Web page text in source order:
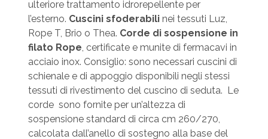
ulteriore trattamento idrorepellente per
l’esterno. Cuscini sfoderabilinei tessuti Luz,
Rope T, Brio o Thea. Corde di sospensione in
filato Rope, certificate e munite di fermacavi in
acciaio inox. Consiglio: sono necessari cuscini di
schienale e di appoggio disponibili negli stessi
tessuti di rivestimento del cuscino di seduta. Le
corde sono fornite per un’altezza di
sospensione standard di circa cm 260/270,
calcolata dall’anello di sostegno alla base del